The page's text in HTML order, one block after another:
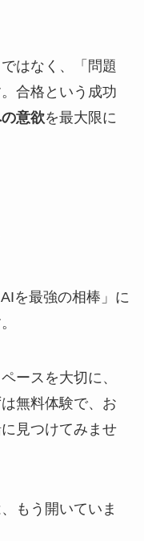
はなく、「問題
合格という成功
意欲を最大限に
を最強の相棒」に
ースを大切に、
無料体験で、お
見つけてみませ
もう開いていま